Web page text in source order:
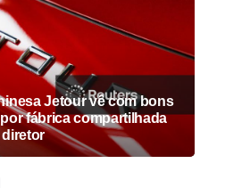
Jetour vê com bons
fábrica compartilhada